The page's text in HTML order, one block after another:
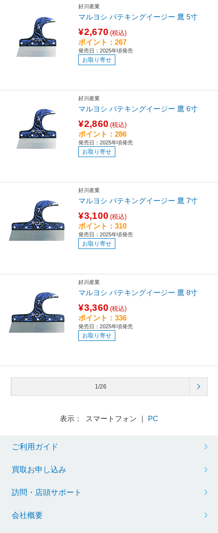
好川産業
マルヨシ パテキングイージー 鷹 5寸
¥2,670 (税込)
ポイント：267
発売日：2025年頃発売
お取り寄せ
好川産業
マルヨシ パテキングイージー 鷹 6寸
¥2,860 (税込)
ポイント：286
発売日：2025年頃発売
お取り寄せ
好川産業
マルヨシ パテキングイージー 鷹 7寸
¥3,100 (税込)
ポイント：310
発売日：2025年頃発売
お取り寄せ
好川産業
マルヨシ パテキングイージー 鷹 8寸
¥3,360 (税込)
ポイント：336
発売日：2025年頃発売
お取り寄せ
1/26
表示： スマートフォン ｜ PC
ご利用ガイド
買取お申し込み
訪問・店頭サポート
会社概要